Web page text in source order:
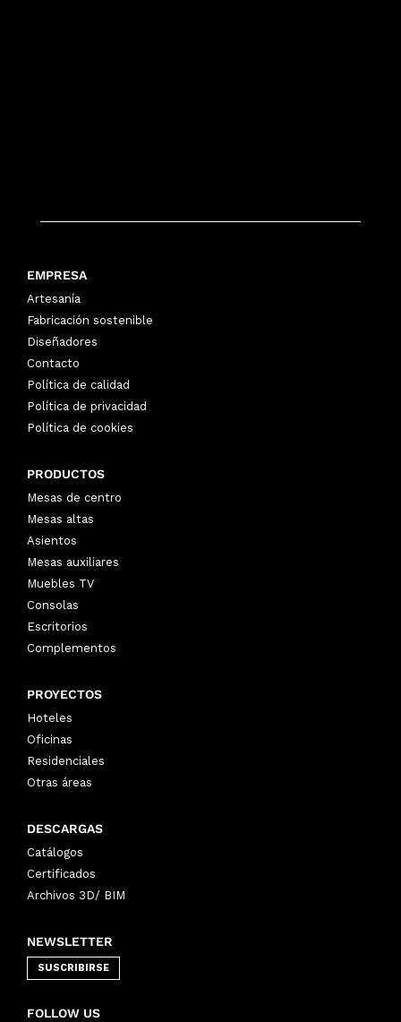
EMPRESA
Artesanía
Fabricación sostenible
Diseñadores
Contacto
Política de calidad
Política de privacidad
Política de cookies
PRODUCTOS
Mesas de centro
Mesas altas
Asientos
Mesas auxiliares
Muebles TV
Consolas
Escritorios
Complementos
PROYECTOS
Hoteles
Oficinas
Residenciales
Otras áreas
DESCARGAS
Catálogos
Certificados
Archivos 3D/ BIM
NEWSLETTER
SUSCRIBIRSE
FOLLOW US